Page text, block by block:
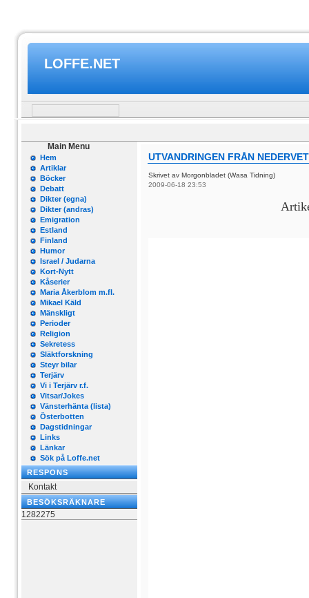
LOFFE.NET
Main Menu
Hem
Artiklar
Böcker
Debatt
Dikter (egna)
Dikter (andras)
Emigration
Estland
Finland
Humor
Israel / Judarna
Kort-Nytt
Kåserier
Maria Åkerblom m.fl.
Mikael Käld
Mänskligt
Perioder
Religion
Sekretess
Släktforskning
Steyr bilar
Terjärv
Vi i Terjärv r.f.
Vitsar/Jokes
Vänsterhänta (lista)
Österbotten
Dagstidningar
Links
Länkar
Sök på Loffe.net
RESPONS
Kontakt
BESÖKSRÄKNARE
1282275
UTVANDRINGEN FRÅN
Skrivet av Morgonbladet (Wasa Tidning)
2009-06-18 23:53